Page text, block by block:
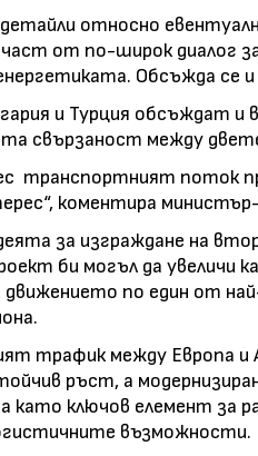
детайли относно
от по-широк диалог
Обсъжда се и
и Турция обсъждат и
свързаност между
транспортният поток
коментира
за изграждане на
би могъл да увеличи
движението по един от
трафик между Европа и
ръст, а
като ключов елемент за
възможности.